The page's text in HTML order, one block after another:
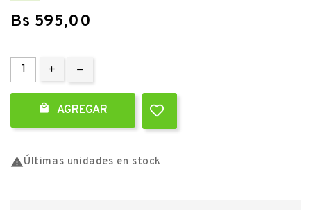
Bs 595,00
 AGREGAR
Últimas unidades en stock